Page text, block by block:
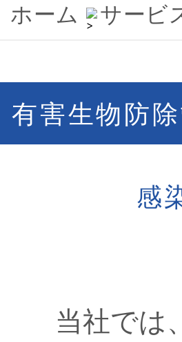
ホーム サービ
有害生物防
感
当社では